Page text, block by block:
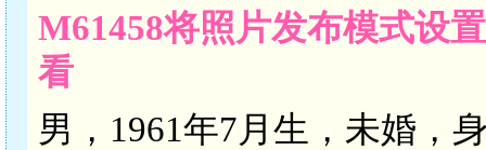
M61458将照片发布模式设
看
男，1961年7月生，未婚，